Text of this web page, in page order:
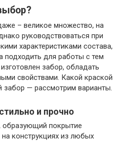
– великое множество, на
руководствоваться при
характеристиками состава,
подходить для работы с тем
забор, обладать
свойствами. Какой краской
забор — рассмотрим варианты.
и прочно
образующий покрытие
конструкциях из любых